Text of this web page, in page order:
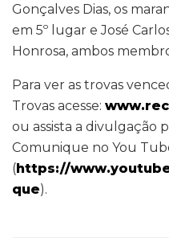
Gonçalves Dias, os
em 5º lugar e José
Honrosa, ambos
Para ver as trovas
Trovas acesse:
ou assista a divulgação
Comunique no You
(https://
que).